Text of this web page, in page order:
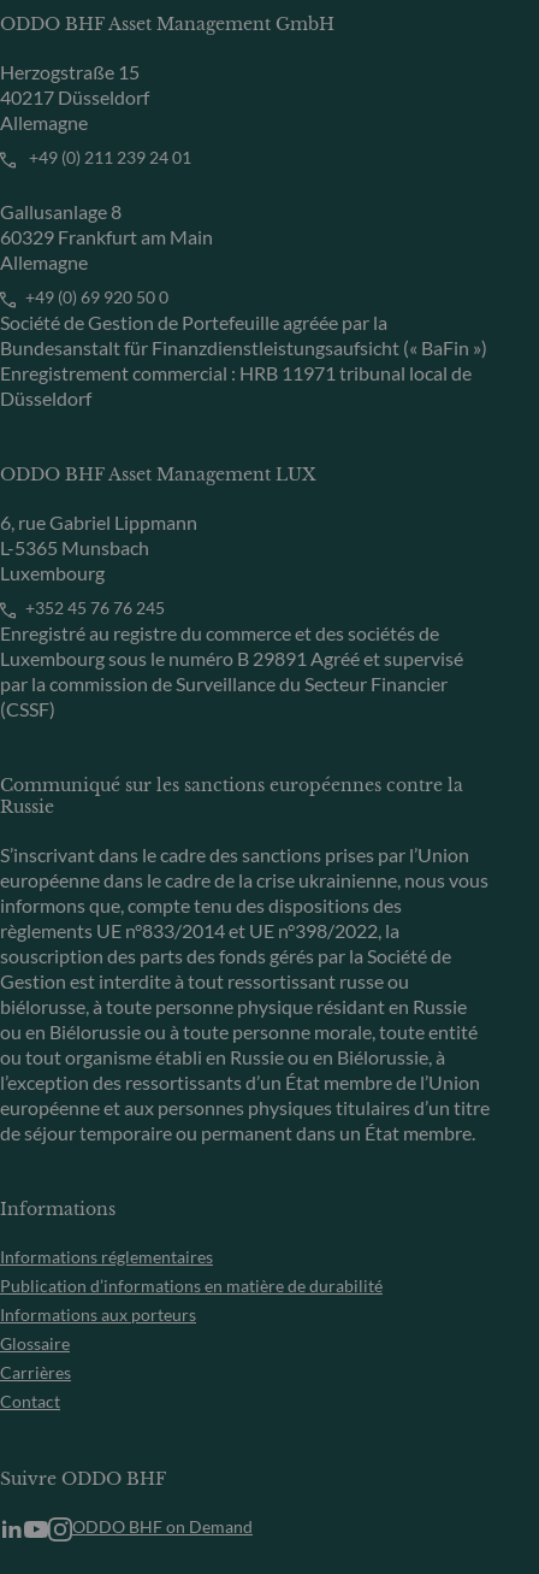
ODDO BHF Asset Management GmbH
Herzogstraße 15
40217 Düsseldorf
Allemagne
+49 (0) 211 239 24 01
Gallusanlage 8
60329 Frankfurt am Main
Allemagne
+49 (0) 69 920 50 0
Société de Gestion de Portefeuille agréée par la
Bundesanstalt für Finanzdienstleistungsaufsicht (« BaFin »)
Enregistrement commercial : HRB 11971 tribunal local de
Düsseldorf
ODDO BHF Asset Management LUX
6, rue Gabriel Lippmann
L-5365 Munsbach
Luxembourg
+352 45 76 76 245
Enregistré au registre du commerce et des sociétés de
Luxembourg sous le numéro B 29891 Agréé et supervisé
par la commission de Surveillance du Secteur Financier
(CSSF)
Communiqué sur les sanctions européennes contre la
Russie
S’inscrivant dans le cadre des sanctions prises par l’Union
européenne dans le cadre de la crise ukrainienne, nous vous
informons que, compte tenu des dispositions des
règlements UE n°833/2014 et UE n°398/2022, la
souscription des parts des fonds gérés par la Société de
Gestion est interdite à tout ressortissant russe ou
biélorusse, à toute personne physique résidant en Russie
ou en Biélorussie ou à toute personne morale, toute entité
ou tout organisme établi en Russie ou en Biélorussie, à
l’exception des ressortissants d’un État membre de l’Union
européenne et aux personnes physiques titulaires d’un titre
de séjour temporaire ou permanent dans un État membre.
Informations
Informations réglementaires
Publication d’informations en matière de durabilité
Informations aux porteurs
Glossaire
Carrières
Contact
Suivre ODDO BHF
ODDO BHF on Demand